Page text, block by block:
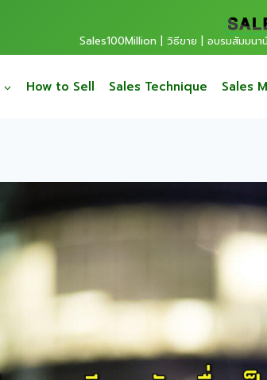
Sales100Million | วิธีขาย | อบรมสัมมนา
How to Sell Sales Technique Sales